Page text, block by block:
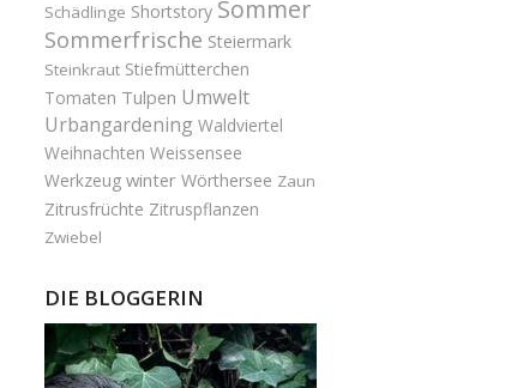
Schädlinge Shortstory Sommer
Sommerfrische Steiermark
Steinkraut Stiefmütterchen
Tomaten Tulpen Umwelt
Urbangardening Waldviertel
Weihnachten Weissensee
Werkzeug winter Wörthersee Zaun
Zitrusfrüchte Zitruspflanzen
Zwiebel
DIE BLOGGERIN